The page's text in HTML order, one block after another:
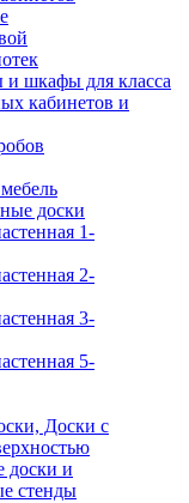
шкафы для класса
кабинетов и
доски
1-
2-
3-
5-
Доски с
и
стенды